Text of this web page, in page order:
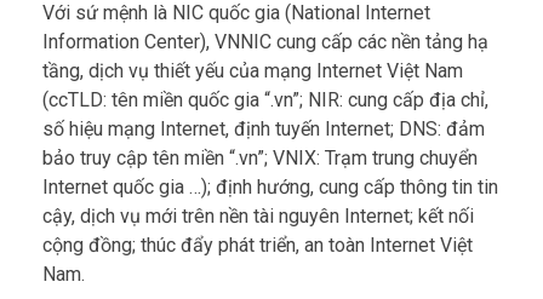
Với sứ mệnh là NIC quốc gia (National Internet
Information Center), VNNIC cung cấp các nền tảng hạ
tầng, dịch vụ thiết yếu của mạng Internet Việt Nam
(ccTLD: tên miền quốc gia “.vn”; NIR: cung cấp địa chỉ,
số hiệu mạng Internet, định tuyến Internet; DNS: đảm
bảo truy cập tên miền “.vn”; VNIX: Trạm trung chuyển
Internet quốc gia …); định hướng, cung cấp thông tin tin
cậy, dịch vụ mới trên nền tài nguyên Internet; kết nối
cộng đồng; thúc đẩy phát triển, an toàn Internet Việt
Nam.